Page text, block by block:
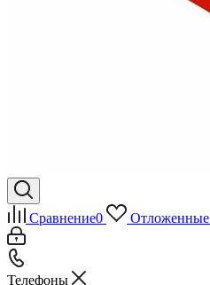
Сравнение0 Отложенные
Телефоны